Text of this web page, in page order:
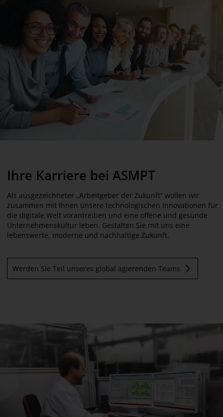
Ihre Karriere bei ASMPT
Als ausgezeichneter „Arbeitgeber der Zukunft“ wollen wir
zusammen mit Ihnen unsere technologischen Innovationen für
die digitale Welt vorantreiben und eine offene und gesunde
Unternehmenskultur leben. Gestalten Sie mit uns eine
lebenswerte, moderne und nachhaltige Zukunft.
Werden Sie Teil unseres global agierenden Teams